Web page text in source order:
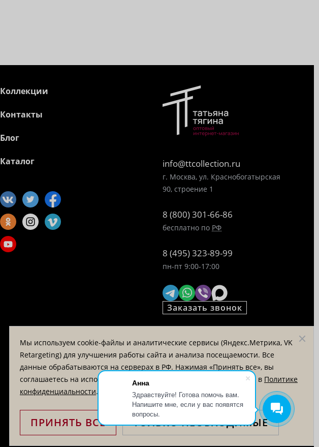
Анна
Здравствуйте! Готова помочь вам.
Напишите мне, если у вас появятся
вопросы.
Коллекции
Контакты
Блог
Каталог info@ttcollection.ru
г. Москва, ул. Краснобогатырская
90, строение 1
8 (800) 301-66-86
бесплатно по РФ
8 (495) 323-89-99
пн-пт 9:00-17:00
Заказать звонок
Вся информация на сайте
представлена для ознакомления и
не является публичной офертой
Мы используем cookie-файлы и аналитические сервисы (Яндекс.Метрика, VK
Retargeting) для улучшения работы сайта и анализа посещаемости. Все
данные обрабатываются на серверах в РФ. Нажимая «Принять все», вы
соглашаетесь на использование аналитических cookie. Подробнее в Политике
конфиденциальности.
ПРИНЯТЬ ВСЕ ТОЛЬКО НЕОБХОДИМЫЕ